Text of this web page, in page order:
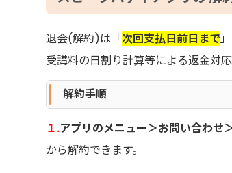
退会(解約)は「次回支払日前日まで
受講料の日割り計算等による返金対
解約手順
１.アプリのメニュー＞お問い合わせ
から解約できます。